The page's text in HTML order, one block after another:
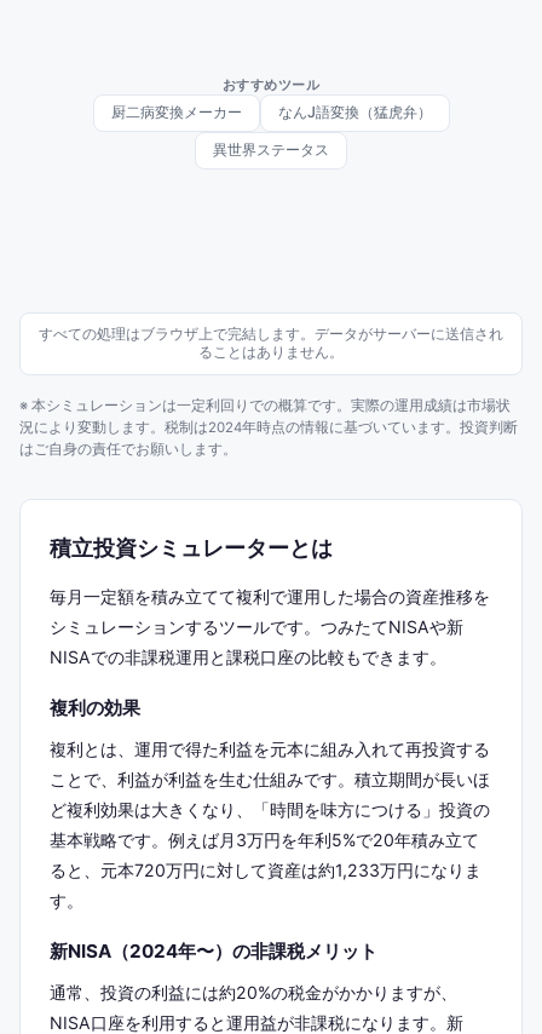
おすすめツール
厨二病変換メーカー なんJ語変換（猛虎弁）
異世界ステータス
すべての処理はブラウザ上で完結します。データがサーバーに送信され
ることはありません。
※ 本シミュレーションは一定利回りでの概算です。実際の運用成績は市場状
況により変動します。税制は2024年時点の情報に基づいています。投資判断
はご自身の責任でお願いします。
積立投資シミュレーターとは
毎月一定額を積み立てて複利で運用した場合の資産推移を
シミュレーションするツールです。つみたてNISAや新
NISAでの非課税運用と課税口座の比較もできます。
複利の効果
複利とは、運用で得た利益を元本に組み入れて再投資する
ことで、利益が利益を生む仕組みです。積立期間が長いほ
ど複利効果は大きくなり、「時間を味方につける」投資の
基本戦略です。例えば月3万円を年利5%で20年積み立て
ると、元本720万円に対して資産は約1,233万円になりま
す。
新NISA（2024年〜）の非課税メリット
通常、投資の利益には約20%の税金がかかりますが、
NISA口座を利用すると運用益が非課税になります。新